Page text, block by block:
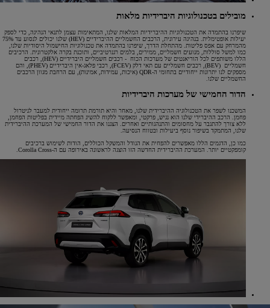
מובילים בטכנולוגיות היברידיות מלאות
שיפרנו בהתמדה את הטכנולוגיות ההיברידיות המלאות שלנו, המתאימות עצמן לתנאי הנהיגה, כדי לספק
יעילות אופטימלית. בנהיגה עירונית, הרכבים החשמליים ההיברידיים (HEV) שלנו יכולים לנסוע עד 75%
מהמרחק עם אפס פליטות. מהתחלת הדרך, שיפרנו בהתמדה את טכנולוגיות החישמול היסודיות שלנו,
כמו למשל סוללות, מנועים חשמליים, ממירים, בלמים רגנרטיביים, ותוכנת בקרה אלקטרונית. הרכיבים
הללו משותפים לכל הוריאנטים של מערכות הכוח - רכבים חשמליים היברידיים (HEV), רכבים
חשמליים (BEV), רכבים חשמליים עם תאי דלק (FCEV), רכבי פלאג-אין היברידיים (PHEV), והם
מספקים לנו יתרונות ייחודיים בתחומי ה-QDR (איכות, עמידות, אמינות), עם הרחבת מגוון הרכבים
החשמליים שלנו.
הדור החמישי של מערכות היברידיות
המשכנו לשפר את הטכנולוגיה ההיברידית שלנו, מאחר והיא תורמת תרומה ייחודית למעבר לניטרול
פחמן. הרכב ההיברידי שלנו הוא נגיש, פרקטי, ומאפשר ללקוח להשיג הפחתה מיידית בפליטות הפחמן,
ללא צורך להתגבר על מחסומים והתנהגותיים ואחרים. הצגנו את הדור החמישי של המערכת ההיברידית
שלנו, המתמקד בשיפור נוסף ביעילות ובטווח הנסיעה.
כמו כן, הדגמים הללו מאפשרים להפחית את הגודל והמשקל הכוללים, הודות לשימוש ברכיבים
קומפקטיים יותר. המערכת ההיברידית החדשה הזו הוצגה לראשונה באירופה עם ה-Corolla Cross.